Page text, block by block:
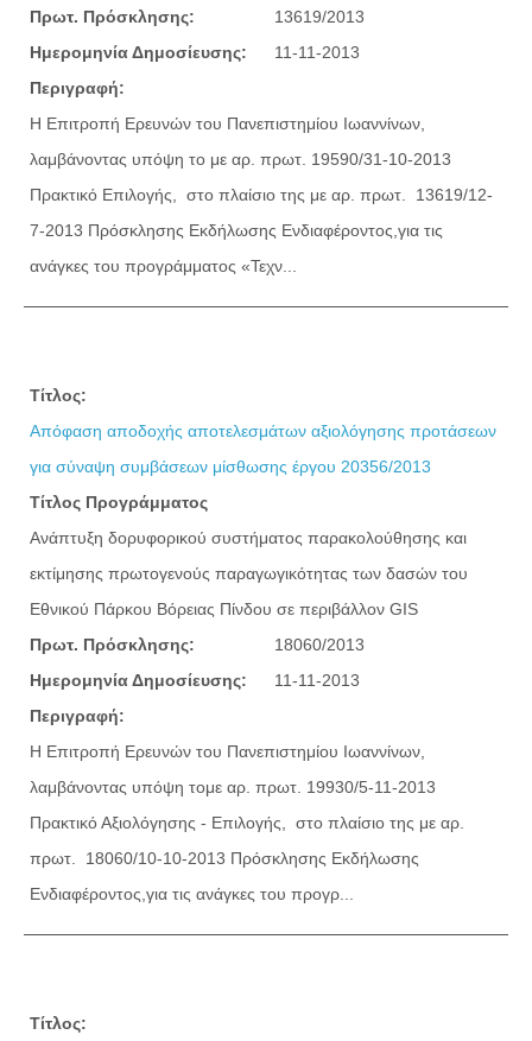
Πρωτ. Πρόσκλησης:
13619/2013
Ημερομηνία Δημοσίευσης:
11-11-2013
Περιγραφή:
Η Επιτροπή Ερευνών του Πανεπιστημίου Ιωαννίνων,
λαμβάνοντας υπόψη τo με αρ. πρωτ. 19590/31-10-2013
Πρακτικό Επιλογής, στο πλαίσιο της με αρ. πρωτ. 13619/12-
7-2013 Πρόσκλησης Εκδήλωσης Ενδιαφέροντος,για τις
ανάγκες του προγράμματος «Τεχν...
Τίτλος:
Απόφαση αποδοχής αποτελεσμάτων αξιολόγησης προτάσεων
για σύναψη συμβάσεων μίσθωσης έργου 20356/2013
Τίτλος Προγράμματος
Ανάπτυξη δορυφορικού συστήματος παρακολούθησης και
εκτίμησης πρωτογενούς παραγωγικότητας των δασών του
Εθνικού Πάρκου Βόρειας Πίνδου σε περιβάλλον GIS
Πρωτ. Πρόσκλησης:
18060/2013
Ημερομηνία Δημοσίευσης:
11-11-2013
Περιγραφή:
Η Επιτροπή Ερευνών του Πανεπιστημίου Ιωαννίνων,
λαμβάνοντας υπόψη τoμε αρ. πρωτ. 19930/5-11-2013
Πρακτικό Αξιολόγησης - Επιλογής, στο πλαίσιο της με αρ.
πρωτ. 18060/10-10-2013 Πρόσκλησης Εκδήλωσης
Ενδιαφέροντος,για τις ανάγκες του προγρ...
Τίτλος: